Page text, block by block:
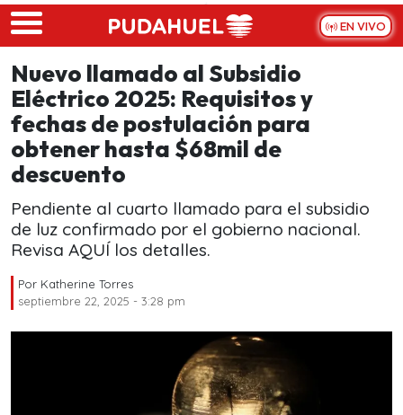
Skip to main content
EN VIVO
Nuevo llamado al Subsidio
Eléctrico 2025: Requisitos y
fechas de postulación para
obtener hasta $68mil de
descuento
Pendiente al cuarto llamado para el subsidio
de luz confirmado por el gobierno nacional.
Revisa AQUÍ los detalles.
Por Katherine Torres
septiembre 22, 2025 - 3:28 pm